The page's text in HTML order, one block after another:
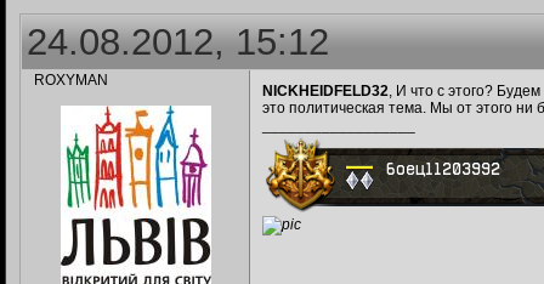
24.08.2012, 15:12
ROXYMAN
NICKHEIDFELD32, И что с этого?
это политическая тема. Мы от этого ни